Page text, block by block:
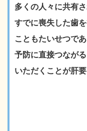
多くの人々に共有
すでに喪失した歯
こともたいせつで
予防に直接つなが
いただくことが肝要